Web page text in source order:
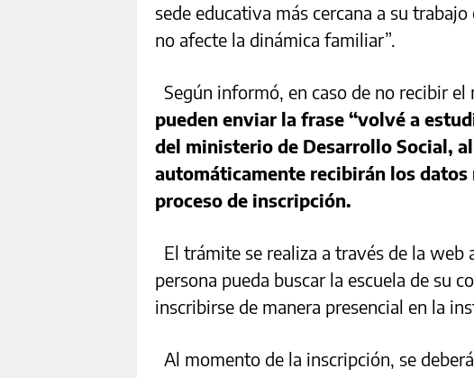
sede educativa más cercana a su
no afecte la dinámica familiar”.
Según informó, en caso de no recibir el
pueden enviar la frase “volvé a
del ministerio de Desarrollo Social, al
automáticamente recibirán los datos
proceso de inscripción.
El trámite se realiza a través de la web
persona pueda buscar la escuela de su
inscribirse de manera presencial en la
Al momento de la inscripción, se